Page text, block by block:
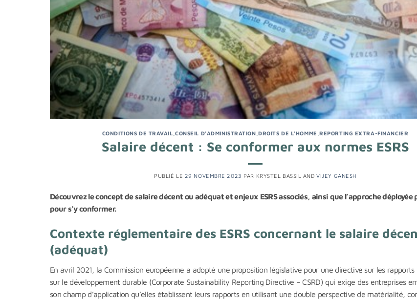
CONDITIONS DE TRAVAIL ,CONSEIL D'ADMINISTRATION ,DROITS DE L'HOMME ,REPORTING EXTRA-FINANCIER
Salaire décent : Se conformer aux normes ESRS
PUBLIÉ LE 29 NOVEMBRE 2023 PAR KRYSTEL BASSIL ANDVIJEY GANESH
Découvrez le concept de salaire décent ou adéquat et enjeux ESRS associés, ainsi que l’approche déployée
pour s’y conformer.
Contexte réglementaire des ESRS concernant le salaire
(adéquat)
En avril 2021, la Commission européenne a adopté une proposition législative pour une directive sur les rapports
sur le développement durable (Corporate Sustainability Reporting Directive – CSRD) qui exige des entreprises
son champ d’application qu’elles établissent leurs rapports en utilisant une double perspective de matérialité,